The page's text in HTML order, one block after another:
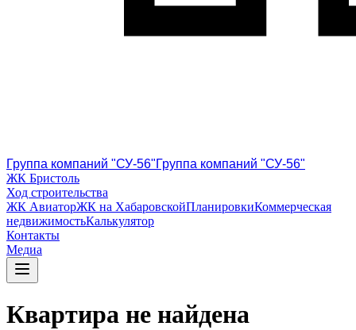
Группа компаний "СУ-56"Группа компаний "СУ-56"
ЖК Бристоль
Ход строительства
ЖК АвиаторЖК на ХабаровскойПланировкиКоммерческая
недвижимостьКалькулятор
Контакты
Медиа
Квартира не найдена